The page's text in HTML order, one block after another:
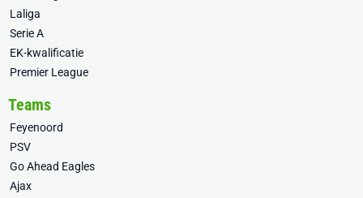
Laliga
Serie A
EK-kwalificatie
Premier League
Teams
Feyenoord
PSV
Go Ahead Eagles
Ajax